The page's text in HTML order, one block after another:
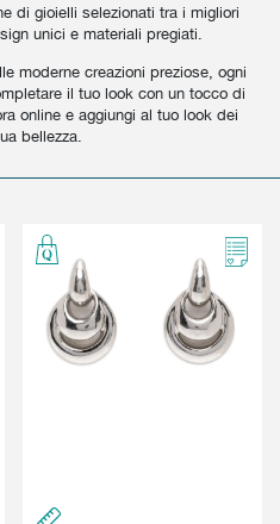
di gioielli selezionati tra i migliori
unici e materiali pregiati.
moderne creazioni preziose, ogni
il tuo look con un tocco di
online e aggiungi al tuo look dei
bellezza.